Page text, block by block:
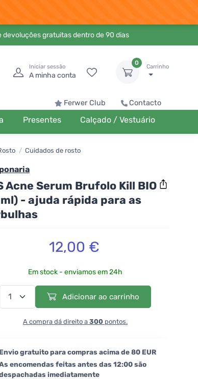
devoluções gratuitas dentro de 90 dias
Iniciar sessão
A minha conta
0
Carrinho
Ferwer Club Contacto
Presentes Calçado / Vestuário
/ Cuidados de rosto
Acne Serum Brufolo Kill BIO
ml) - ajuda rápida para as
12,00 €
Em stock - enviamos em 24h
Adicionar ao carrinho
A compra dá direito a 300 pontos.
Envio gratuito para compras acima de 80 EUR
encomendas feitas antes das 12:00 são
imediatamente